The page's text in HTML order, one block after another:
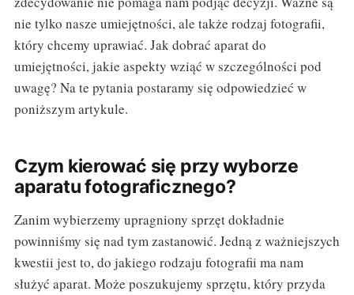
nie tylko nasze umiejętności, ale także rodzaj fotografii,
który chcemy uprawiać. Jak dobrać aparat do
umiejętności, jakie aspekty wziąć w szczególności pod
uwagę? Na te pytania postaramy się odpowiedzieć w
poniższym artykule.
Czym kierować się przy wyborze
aparatu fotograficznego?
Zanim wybierzemy upragniony sprzęt dokładnie
powinniśmy się nad tym zastanowić. Jedną z ważniejszych
kwestii jest to, do jakiego rodzaju fotografii ma nam
służyć aparat. Może poszukujemy sprzętu, który przyda